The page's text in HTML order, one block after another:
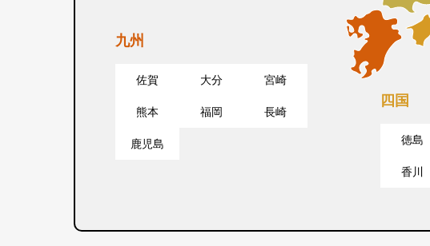
四国
徳島
香川
九州
佐賀 大分 宮崎
熊本 福岡 長崎
鹿児島